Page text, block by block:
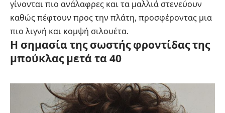
γίνονται πιο ανάλαφρες και τα μαλλιά στενεύουν
καθώς πέφτουν προς την πλάτη, προσφέροντας μια
πιο λιγνή και κομψή σιλουέτα.
Η σημασία της σωστής φροντίδας της
μπούκλας μετά τα 40